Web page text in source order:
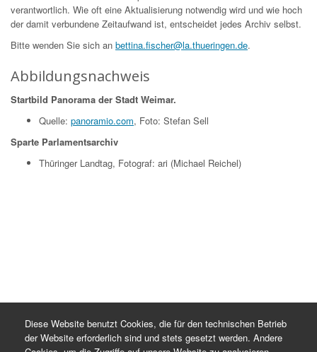
verantwortlich. Wie oft eine Aktualisierung notwendig wird und wie hoch
der damit verbundene Zeitaufwand ist, entscheidet jedes Archiv selbst.
Bitte wenden Sie sich an bettina.fischer@la.thueringen.de.
Abbildungsnachweis
Startbild Panorama der Stadt Weimar.
Quelle: panoramio.com, Foto: Stefan Sell
Sparte Parlamentsarchiv
Thüringer Landtag, Fotograf: ari (Michael Reichel)
Diese Website benutzt Cookies, die für den technischen Betrieb
der Website erforderlich sind und stets gesetzt werden. Andere